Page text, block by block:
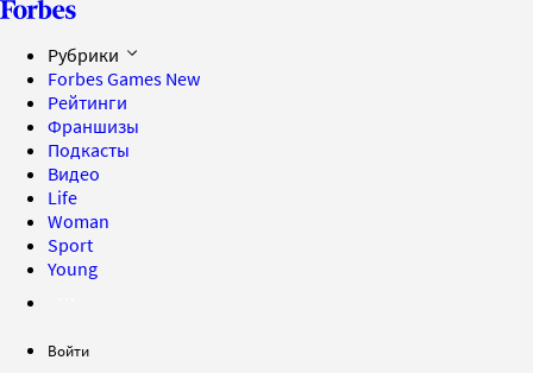
Рубрики
Forbes Games New
Рейтинги
Франшизы
Подкасты
Видео
Life
Woman
Sport
Young
Войти